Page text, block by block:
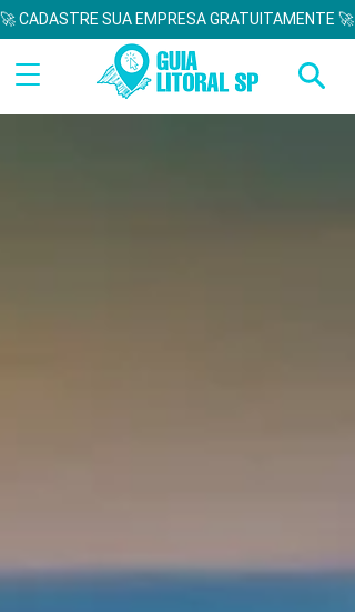
🚀 CADASTRE SUA EMPRESA GRATUITAMENTE 🚀